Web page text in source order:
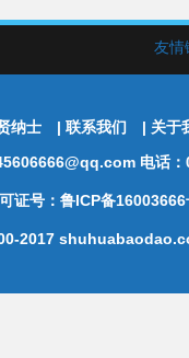
友
纳士 | 联系我们 | 关于
电话
证号：鲁ICP备
2017